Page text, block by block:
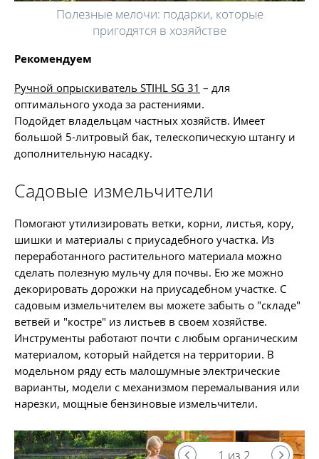
Полезные мелочи: подарки, которые
пригодятся в хозяйстве
Рекомендуем
Ручной опрыскиватель STIHL SG 31 – для
оптимального ухода за растениями.
Подойдет владельцам частных хозяйств. Имеет
большой 5-литровый бак, телескопическую штангу и
дополнительную насадку.
Садовые измельчители
Помогают утилизировать ветки, корни, листья, кору,
шишки и материалы с приусадебного участка. Из
переработанного растительного материала можно
сделать полезную мульчу для почвы. Ею же можно
декорировать дорожки на приусадебном участке. С
садовым измельчителем вы можете забыть о "складе"
ветвей и "костре" из листьев в своем хозяйстве.
Инструменты работают почти с любым органическим
материалом, который найдется на территории. В
модельном ряду есть малошумные электрические
варианты, модели с механизмом перемалывания или
нарезки, мощные бензиновые измельчители.
1 из 2